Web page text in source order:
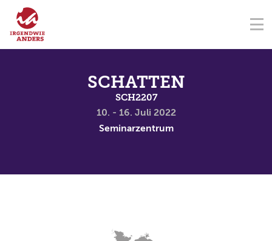
NAVIGATION ÜBERSPRINGEN
ÜBER UNS
AKADEMIE
SCHATTEN
SCH2207
10. - 16. Juli 2022
Seminarzentrum